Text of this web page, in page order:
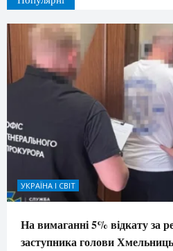
УКРАЇНА І СВІТ
На вимаганні 5% відкату за
заступника голови